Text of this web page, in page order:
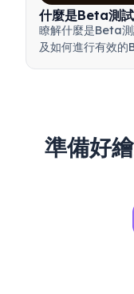
什麼是Beta測
瞭解什麼是Beta
及如何進行有效的
準備好